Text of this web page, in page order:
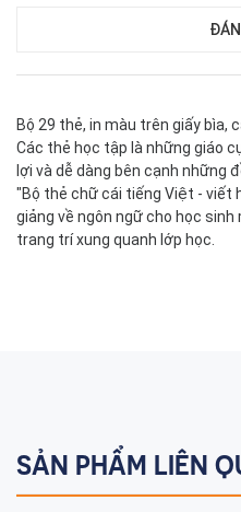
Bộ 29 thẻ, in màu trên giấy bìa,
Các thẻ học tập là những giáo
lợi và dễ dàng bên cạnh những
"​​​​​​​Bộ thẻ chữ cái tiếng Việt - viết
giảng về ngôn ngữ cho học
trang trí xung quanh lớp học.
SẢN PHẨM LIÊN